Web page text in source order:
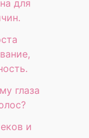
для
глаза
и